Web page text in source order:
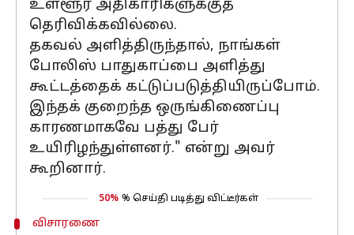
உள்ளூர் அதிகாரிகளுக்குத்
தெரிவிக்கவில்லை.
தகவல் அளித்திருந்தால், நாங்கள்
போலிஸ் பாதுகாப்பை அளித்து
கூட்டத்தைக் கட்டுப்படுத்தியிருப்போம்.
இந்தக் குறைந்த ஒருங்கிணைப்பு
காரணமாகவே பத்து பேர்
உயிரிழந்துள்ளனர்." என்று அவர்
கூறினார்.
50% % செய்தி படித்து விட்டீர்கள்
விசாரணை